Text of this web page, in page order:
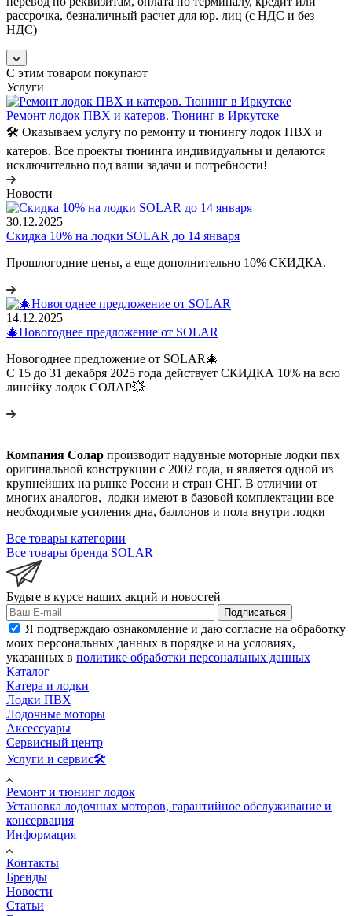
рассрочка, безналичный расчет для юр. лиц (с НДС и без
НДС)
С этим товаром покупают
Услуги
Ремонт лодок ПВХ и катеров. Тюнинг в Иркутске
🛠️ Оказываем услугу по ремонту и тюнингу лодок ПВХ и
катеров. Все проекты тюнинга индивидуальны и делаются
исключительно под ваши задачи и потребности!
Новости
30.12.2025
Скидка 10% на лодки SOLAR до 14 января
Прошлогодние цены, а еще дополнительно 10% СКИДКА.
14.12.2025
🎄Новогоднее предложение от SOLAR
Новогоднее предложение от SOLAR🎄
С 15 до 31 декабря 2025 года действует СКИДКА 10% на всю
линейку лодок СОЛАР💥
Компания Солар производит надувные моторные лодки пвх
оригинальной конструкции с 2002 года, и является одной из
крупнейших на рынке России и стран СНГ. В отличии от
многих аналогов, лодки имеют в базовой комплектации все
необходимые усиления дна, баллонов и пола внутри лодки
Все товары категории
Все товары бренда SOLAR
Будьте в курсе наших акций и новостей
Подписаться
Я подтверждаю ознакомление и даю согласие на обработку
моих персональных данных в порядке и на условиях,
указанных в политике обработки персональных данных
Каталог
Катера и лодки
Лодки ПВХ
Лодочные моторы
Аксессуары
Сервисный центр
Услуги и сервис🛠️
Ремонт и тюнинг лодок
Установка лодочных моторов, гарантийное обслуживание и
консервация
Информация
Контакты
Бренды
Новости
Статьи